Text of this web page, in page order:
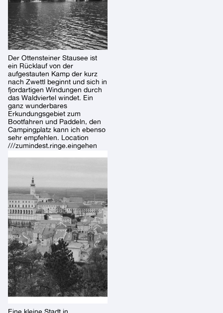
Der Ottensteiner Stausee ist
ein Rücklauf von der
aufgestauten Kamp der kurz
nach Zwettl beginnt und sich in
fjordartigen Windungen durch
das Waldviertel windet. Ein
ganz wunderbares
Erkundungsgebiet zum
Bootfahren und Paddeln, den
Campingplatz kann ich ebenso
sehr empfehlen. Location
///zumindest.ringe.eingehen
Eine kleine Stadt in